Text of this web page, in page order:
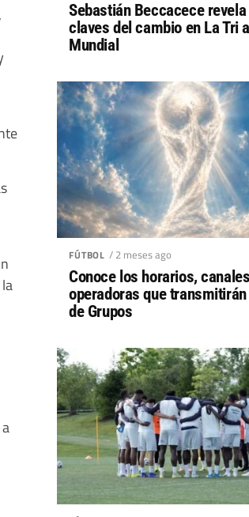
Sebastián Beccacece
claves del cambio en La Tri
Mundial
FÚTBOL / 2 meses ago
Conoce los horarios,
operadoras que
de Grupos